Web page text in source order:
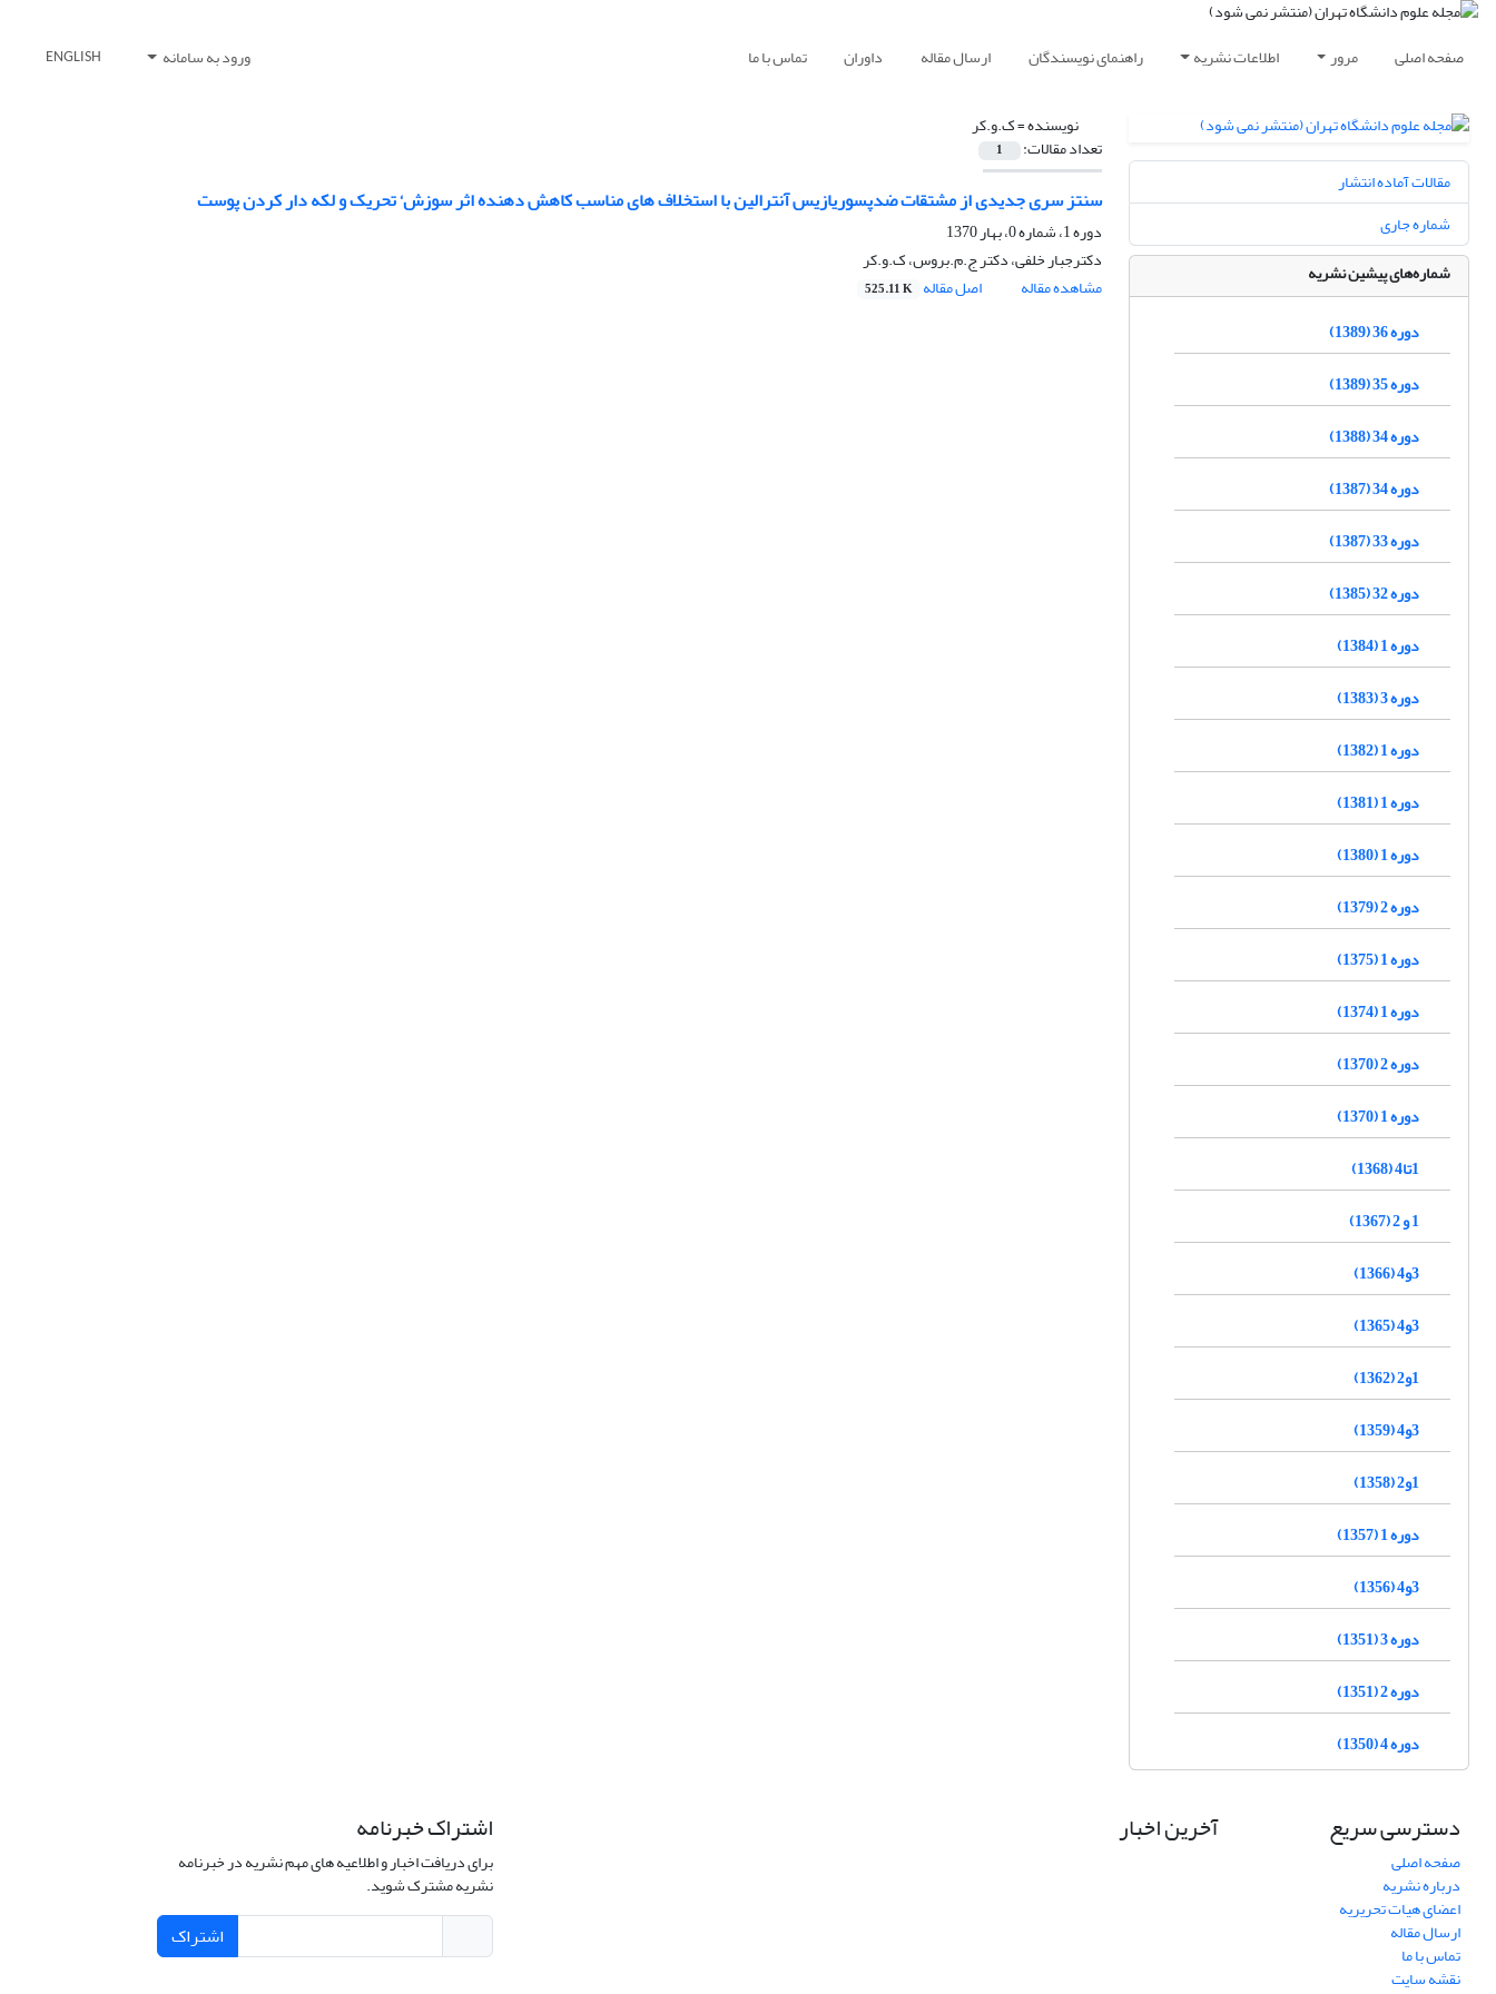
صفحه اصلی مرور اطلاعات نشریه راهنمای نویسندگان ارسال مقاله داوران تماس با ما ورود به سامانه ENGLISH
نویسنده =ک.و.کر
تعداد مقالات: 1
سنتز سری جدیدی از مشتقات ضدپسوریازیس آنترالین با استخلاف های مناسب کاهش دهنده اثر سوزش‘ تحریک و لکه دار کردن پوست
دوره 1، شماره 0، بهار 1370
دکترجبار خلفی، دکتر ج.م.بروس، ک.و.کر
مشاهده مقاله
اصل مقاله 525.11 K
مقالات آماده انتشار
شماره جاری
شماره‌های پیشین نشریه
دوره 36 (1389)
دوره 35 (1389)
دوره 34 (1388)
دوره 34 (1387)
دوره 33 (1387)
دوره 32 (1385)
دوره 1 (1384)
دوره 3 (1383)
دوره 1 (1382)
دوره 1 (1381)
دوره 1 (1380)
دوره 2 (1379)
دوره 1 (1375)
دوره 1 (1374)
دوره 2 (1370)
دوره 1 (1370)
1تا4 (1368)
1 و 2 (1367)
3و4 (1366)
3و4 (1365)
1و2 (1362)
3و4 (1359)
1و2 (1358)
دوره 1 (1357)
3و4 (1356)
دوره 3 (1351)
دوره 2 (1351)
دوره 4 (1350)
دسترسی سریع
صفحه اصلی
درباره نشریه
اعضای هیات تحریریه
ارسال مقاله
تماس با ما
نقشه سایت
آخرین اخبار اشتراک خبرنامه
برای دریافت اخبار و اطلاعیه های مهم نشریه در خبرنامه
نشریه مشترک شوید.
اشتراک